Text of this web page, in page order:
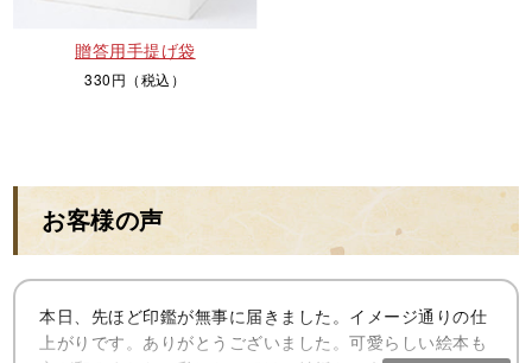
贈答用手提げ袋
330円（税込）
お客様の声
本日、先ほど印鑑が無事に届きました。イメージ通りの仕
上がりです。ありがとうございました。可愛らしい絵本も